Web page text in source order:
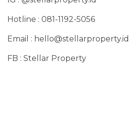
Hotline : 081-1192-5056
Email : hello@stellarproperty.id
FB : Stellar Property